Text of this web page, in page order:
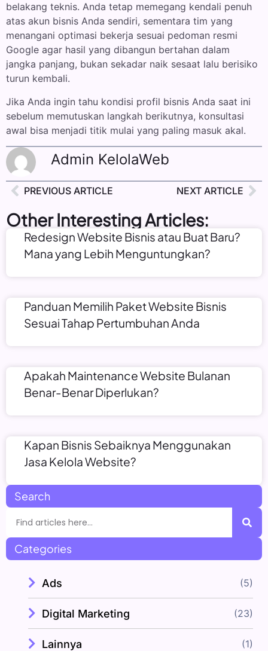
belakang teknis. Anda tetap memegang kendali penuh
atas akun bisnis Anda sendiri, sementara tim yang
menangani optimasi bekerja sesuai pedoman resmi
Google agar hasil yang dibangun bertahan dalam
jangka panjang, bukan sekadar naik sesaat lalu berisiko
turun kembali.
Jika Anda ingin tahu kondisi profil bisnis Anda saat ini
sebelum memutuskan langkah berikutnya, konsultasi
awal bisa menjadi titik mulai yang paling masuk akal.
Admin KelolaWeb
PREVIOUS ARTICLE NEXT ARTICLE
Other Interesting Articles:
Redesign Website Bisnis atau Buat Baru?
Mana yang Lebih Menguntungkan?
Panduan Memilih Paket Website Bisnis
Sesuai Tahap Pertumbuhan Anda
Apakah Maintenance Website Bulanan
Benar-Benar Diperlukan?
Kapan Bisnis Sebaiknya Menggunakan
Jasa Kelola Website?
Search
Categories
Ads (5)
Digital Marketing (23)
Lainnya (1)